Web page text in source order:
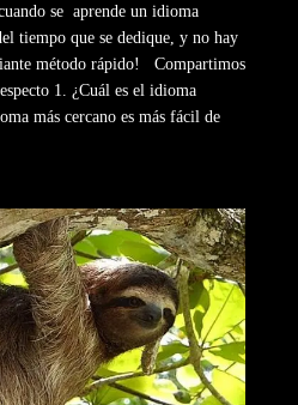
se aprende un idioma
tiempo que se dedique, y no hay
método rápido! Compartimos
1. ¿Cuál es el idioma
más cercano es más fácil de